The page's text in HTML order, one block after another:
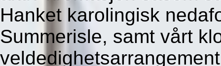
Hanket karolingisk
Summerisle, samt vårt